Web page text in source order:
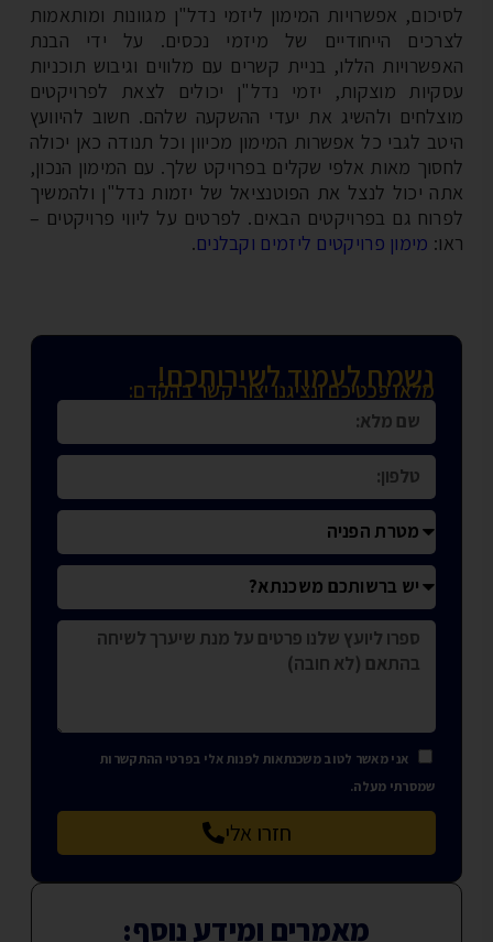
אפשרויות המימון ליזמי נדל"ן מגוונות ומותאמות
הייחודיים של מיזמי נכסים. על ידי הבנת
הללו, בניית קשרים עם מלווים וגיבוש תוכניות
מוצקות, יזמי נדל"ן יכולים לצאת לפרויקטים
ולהשיג את יעדי ההשקעה שלהם. חשוב להיוועץ
לגבי כל אפשרות המימון מכיוון וכל תנודה כאן יכולה
מאות אלפי שקלים בפרויקט שלך. עם המימון הנכון,
יכול לנצל את הפוטנציאל של יזמות נדל"ן ולהמשיך
גם בפרויקטים הבאים. לפרטים על ליווי פרויקטים –
מימון פרויקטים ליזמים וקבלנים.
נשמח לעמוד לשירותכם!
מלאו פכטיכם ונציגנו יצור קשר בהקדם:
אני מאשר לטוב משכנתאות לפנות אלי בפרטי ההתקשרות
שמסרתי מעלה.
חזרו אלי
מאמרים ומידע נוסף: